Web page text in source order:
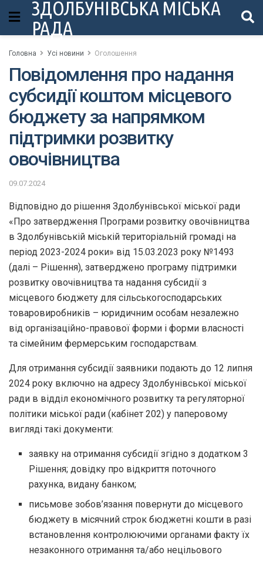
ЗДОЛБУНІВСЬКА МІСЬКА
РАДА
Головна Усі новини Оголошення
Повідомлення про надання
субсидії коштом місцевого
бюджету за напрямком
підтримки розвитку
овочівництва
09.07.2024
Відповідно до рішення Здолбунівської міської ради
«Про затвердження Програми розвитку овочівництва
в Здолбунівській міській територіальній громаді на
період 2023-2024 роки» від 15.03.2023 року №1493
(далі – Рішення), затверджено програму підтримки
розвитку овочівництва та надання субсидії з
місцевого бюджету для сільськогосподарських
товаровиробників – юридичним особам незалежно
від організаційно-правової форми і форми власності
та сімейним фермерським господарствам.
Для отримання субсидії заявники подають до 12 липня
2024 року включно на адресу Здолбунівської міської
ради в відділ економічного розвитку та регуляторної
політики міської ради (кабінет 202) у паперовому
вигляді такі документи:
заявку на отримання субсидії згідно з додатком 3
Рішення; довідку про відкриття поточного
рахунка, видану банком;
письмове зобов’язання повернути до місцевого
бюджету в місячний строк бюджетні кошти в разі
встановлення контролюючими органами факту їх
незаконного отримання та/або нецільового